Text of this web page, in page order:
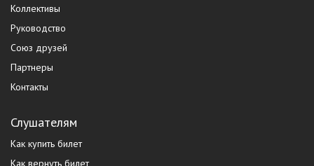
Коллективы
Руководство
Союз друзей
Партнеры
Контакты
Слушателям
Как купить билет
Как вернуть билет